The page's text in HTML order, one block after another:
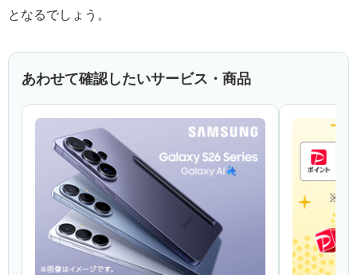
となるでしょう。
あわせて確認したいサービス・商品